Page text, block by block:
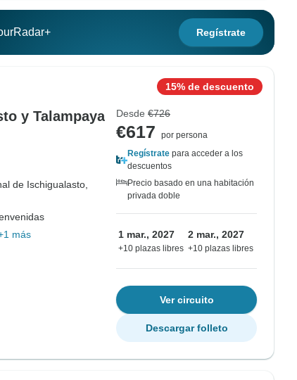
Regístrate
y Talampaya
de Ischigualasto,
más
15% de descuento
Desde €726
€617
por persona
Regístrate para acceder a los
descuentos
Precio basado en una habitación
privada doble
1 mar., 2027
+10 plazas libres
2 mar., 2027
+10 plazas libres
Ver circuito
Descargar folleto